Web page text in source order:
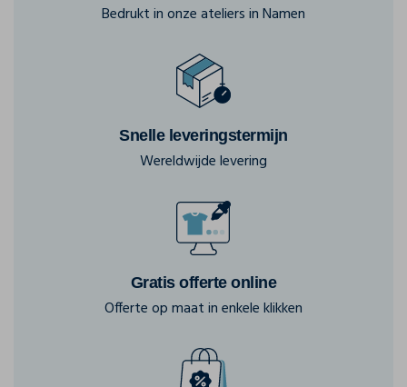
Bedrukt in onze ateliers in Namen
Snelle leveringstermijn
Wereldwijde levering
Gratis offerte online
Offerte op maat in enkele klikken